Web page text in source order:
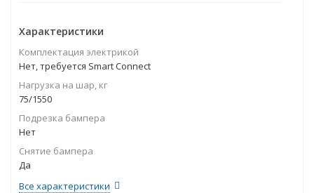
Характеристики
Комплектация электрикой
Нет, требуется Smart Connect
Нагрузка на шар, кг
75/1550
Подрезка бампера
Нет
Снятие бампера
Да
Все характеристики